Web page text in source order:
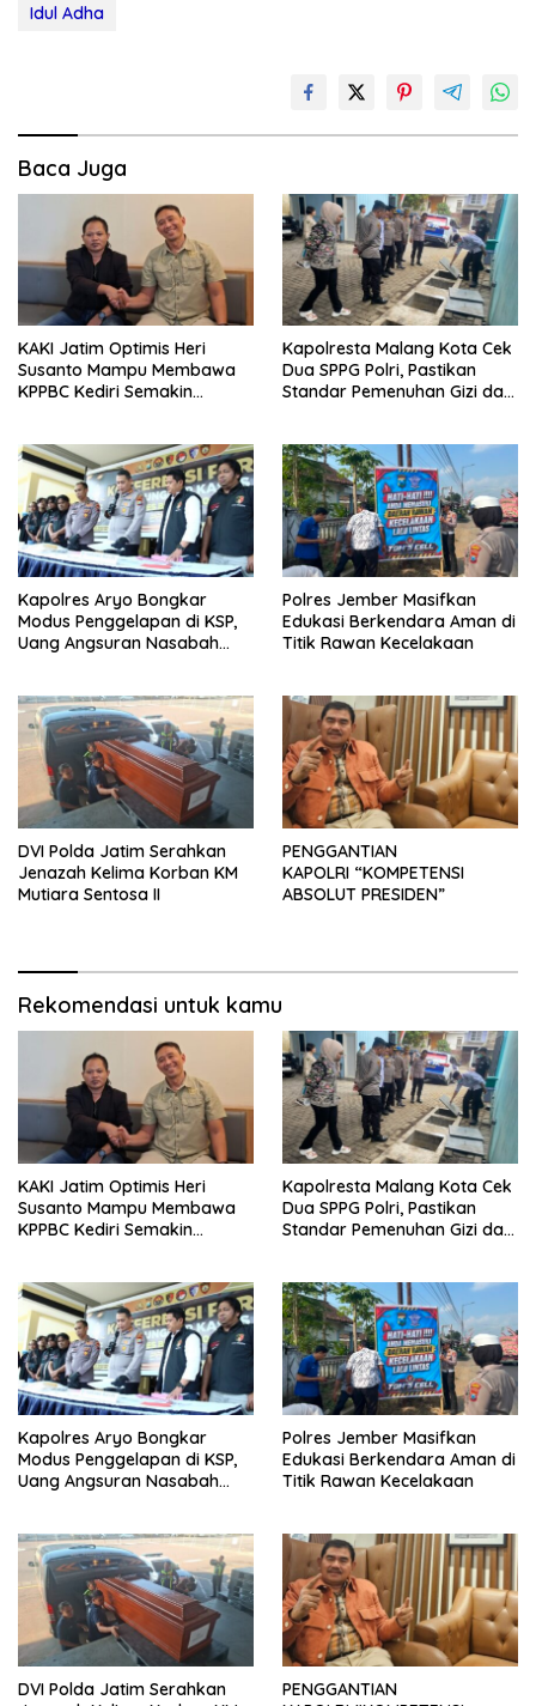
Idul Adha
Baca Juga
KAKI Jatim Optimis Heri
Susanto Mampu Membawa
KPPBC Kediri Semakin
Kapolresta Malang Kota Cek
Dua SPPG Polri, Pastikan
Standar Pemenuhan Gizi dan
Kapolres Aryo Bongkar
Modus Penggelapan di KSP,
Uang Angsuran Nasabah
Polres Jember Masifkan
Edukasi Berkendara Aman di
Titik Rawan Kecelakaan
DVI Polda Jatim Serahkan
Jenazah Kelima Korban KM
Mutiara Sentosa II
PENGGANTIAN
KAPOLRI “KOMPETENSI
ABSOLUT PRESIDEN”
Rekomendasi untuk kamu
KAKI Jatim Optimis Heri
Susanto Mampu Membawa
KPPBC Kediri Semakin
Kapolresta Malang Kota Cek
Dua SPPG Polri, Pastikan
Standar Pemenuhan Gizi dan
Kapolres Aryo Bongkar
Modus Penggelapan di KSP,
Uang Angsuran Nasabah
Polres Jember Masifkan
Edukasi Berkendara Aman di
Titik Rawan Kecelakaan
DVI Polda Jatim Serahkan
PENGGANTIAN